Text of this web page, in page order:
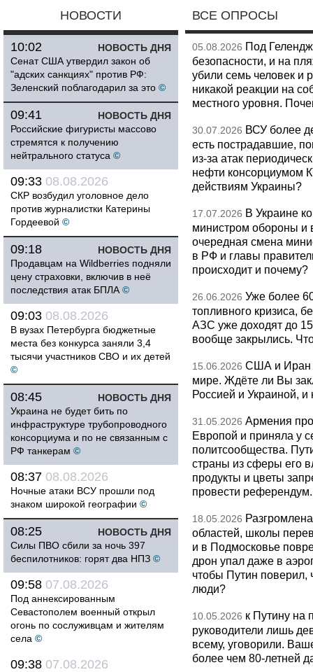
НОВОСТИ
НОВОСТЬ ДНЯ
10:02
Сенат США утвердил закон об
"адских санкциях" против РФ:
Зеленский поблагодарил за это ©
НОВОСТЬ ДНЯ
09:41
Российские фигуристы массово
стремятся к получению
нейтрального статуса ©
09:33 08.08.2026
СКР возбудил уголовное дело
против журналистки Катерины
Гордеевой ©
НОВОСТЬ ДНЯ
09:18
Продавцам на Wildberries подняли
цену страховки, включив в неё
последствия атак БПЛА ©
09:03 08.08.2026
В вузах Петербурга бюджетные
места без конкурса заняли 3,4
тысячи участников СВО и их детей
©
НОВОСТЬ ДНЯ
08:45
Украина не будет бить по
инфраструктуре трубопроводного
консорциума и по не связанным с
РФ танкерам ©
08:37 08.08.2026
Ночные атаки ВСУ прошли под
знаком широкой географии ©
НОВОСТЬ ДНЯ
08:25
Силы ПВО сбили за ночь 397
беспилотников: горят два НПЗ ©
09:58 07.08.2026
Под аннексированным
Севастополем военный открыл
огонь по сослуживцам и жителям
села ©
09:38 07.08.2026
ВСЕ ОПРОСЫ
05.08.2026 Под
безопасности, и на
убили семь человек и
никакой реакции на
местного уровня.
30.07.2026 ВСУ более
есть пострадавшие,
из-за атак
нефти консорциумом
действиям Украины?
17.07.2026 В Украине
министром обороны и
очередная смена
в РФ и главы
происходит и почему?
26.06.2026 Уже более
топливного кризиса,
АЗС уже доходят до
вообще закрылись.
15.06.2026 США и Иран
мире. Ждёте ли Вы
Россией и Украиной,
31.05.2026 Армения
Европой и приняла у
политсообщества.
страны из сферы его
продукты и цветы
провести
18.05.2026
областей, школы
и в Подмосковье
дрон упал даже в
чтобы Путин поверил,
люди?
10.05.2026 к Путину на
руководители лишь
всему, уговорили.
более чем 80-летней